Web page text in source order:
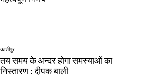
काशीपुर
तय समय के अन्दर होगा समस्याओं का
निस्तारण : दीपक बाली